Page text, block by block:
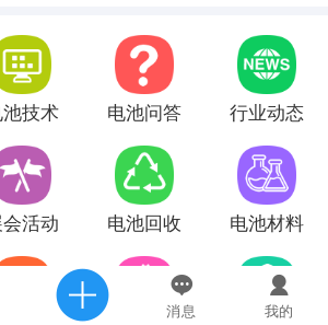
消息 我的
池技术 电池问答 行业动态
会活动 电池回收 电池材料